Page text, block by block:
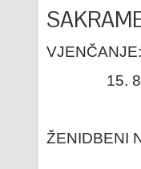
VJENČANJE:
15.